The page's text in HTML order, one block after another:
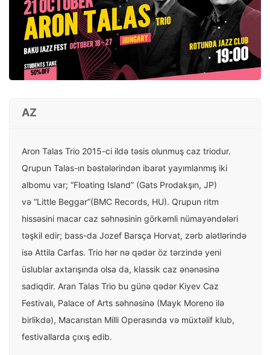
AZ
Aron Talas Trio 2015-ci ildə təsis olunmuş caz triodur.
Qrupun Talas-ın bəstələrindən ibarət yayımlanmış iki
albomu var; “Floating Island” (Gats Prodakşın, JP)
və “Little Beggar”(BMC Records, HU). Qrupun ritm
hissəsini macar caz səhnəsinin görkəmli nümayəndələri
təşkil edir; bass-da Jozef Barsça Horvat, zərb alətlərində
isə Attila Carfas. Trio hər nə qədər öz tərzində yeni
üslublar axtarışında olsa da, klassik caz ənənəsinə
sadiqdir. Aran Talas Trio bu günə qədər Kiyev Caz
Festivalı, Palace of Arts səhnəsinə (Mayk Moreno ilə
birlikdə), Macarıstan Milli Operasında və müxtəlif klub,
festivallarda çıxış edib.